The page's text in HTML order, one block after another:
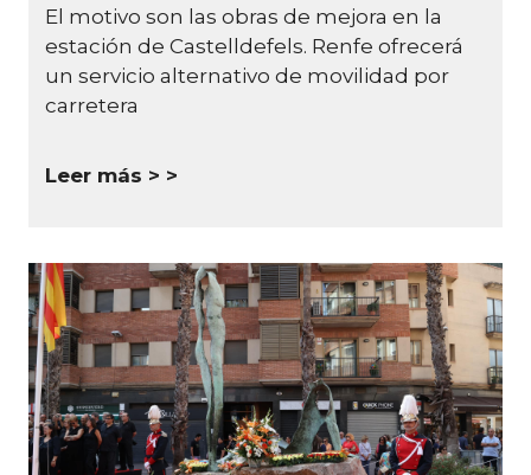
El motivo son las obras de mejora en la
estación de Castelldefels. Renfe ofrecerá
un servicio alternativo de movilidad por
carretera
Leer más >